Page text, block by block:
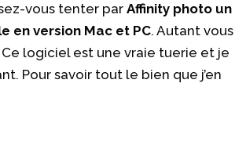
vous tenter parAffinity photo un
en version Mac et PC. Autant vous
logiciel est une vraie tuerie et je
Pour savoir tout le bien que j’en